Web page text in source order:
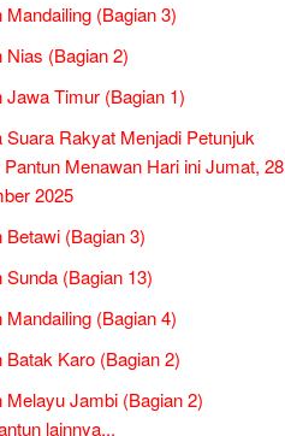
Mandailing (Bagian 3)
Nias (Bagian 2)
Jawa Timur (Bagian 1)
Suara Rakyat Menjadi Petunjuk
Pantun Menawan Hari ini Jumat, 28
2025
Betawi (Bagian 3)
Sunda (Bagian 13)
Mandailing (Bagian 4)
Batak Karo (Bagian 2)
Melayu Jambi (Bagian 2)
lainnya...